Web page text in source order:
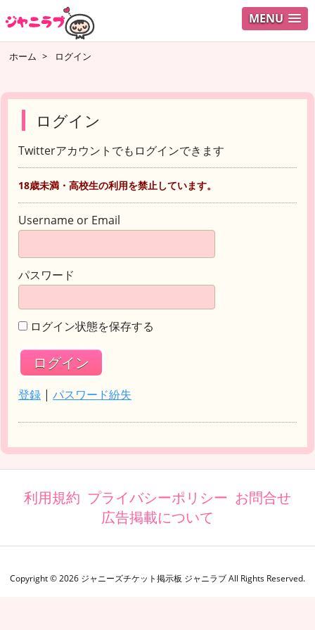
MENU
ホーム > ログイン
ログイン
Twitterアカウントでもログインできます
18歳未満・高校生の利用を禁止しています。
Username or Email
パスワード
ログイン状態を保存する
登録 | パスワード紛失
利用規約 プライバシーポリシー お問合せ
広告掲載について
Copyright ©2026 ジャニーズチケット掲示板 ジャニラブAll Rights Reserved.